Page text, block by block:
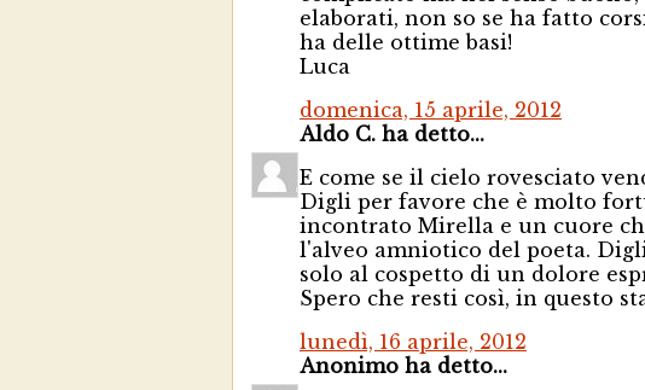
elaborati, non so se ha fatto
ha delle ottime basi!
Luca
domenica, 15 aprile, 2012
Aldo C. ha detto...
E come se il cielo rovesciato
Digli per favore che è molto
incontrato Mirella e un cuore
l'alveo amniotico del poeta.
solo al cospetto di un dolore
Spero che resti così, in questo
lunedì, 16 aprile, 2012
Anonimo ha detto...